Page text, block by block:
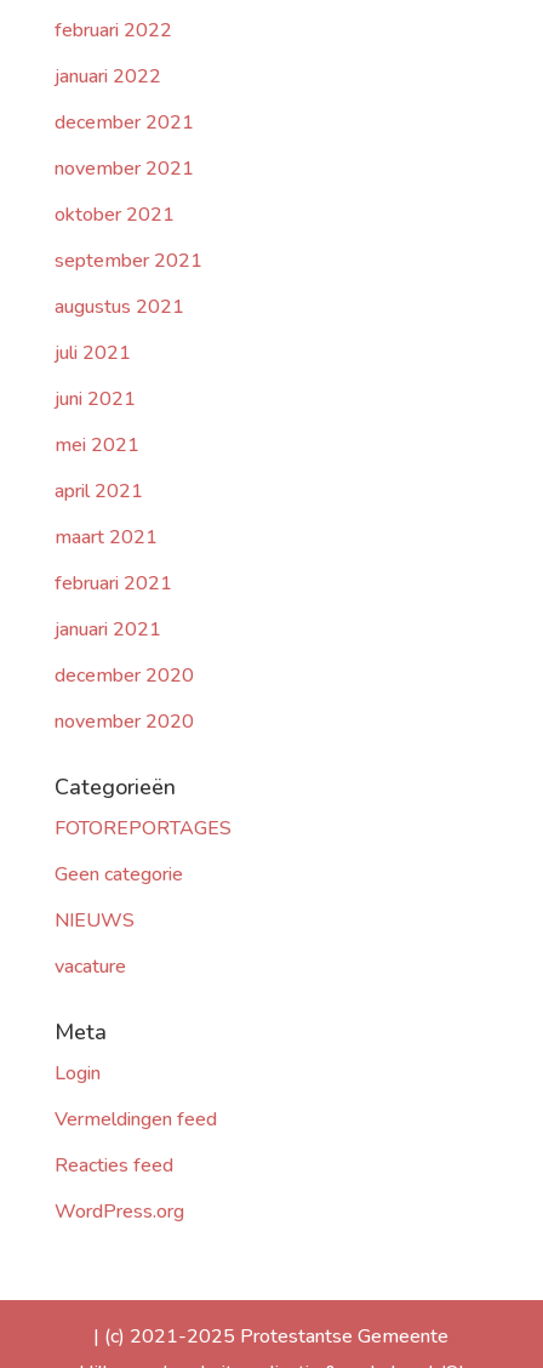
februari 2022
januari 2022
december 2021
november 2021
oktober 2021
september 2021
augustus 2021
juli 2021
juni 2021
mei 2021
april 2021
maart 2021
februari 2021
januari 2021
december 2020
november 2020
Categorieën
FOTOREPORTAGES
Geen categorie
NIEUWS
vacature
Meta
Login
Vermeldingen feed
Reacties feed
WordPress.org
| (c) 2021-2025 Protestantse Gemeente